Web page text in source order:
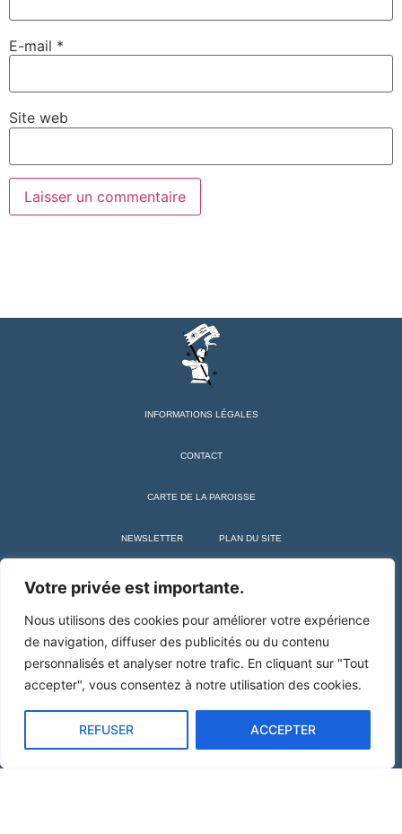
Votre privée est importante.
Nous utilisons des cookies pour améliorer votre expérience
de navigation, diffuser des publicités ou du contenu
personnalisés et analyser notre trafic. En cliquant sur "Tout
accepter", vous consentez à notre utilisation des cookies.
REFUSER ACCEPTER
E-mail *
Site web
INFORMATIONS LÉGALES
CONTACT
CARTE DE LA PAROISSE
NEWSLETTER PLAN DU SITE
+ SAINT MARTIN DE TOURS